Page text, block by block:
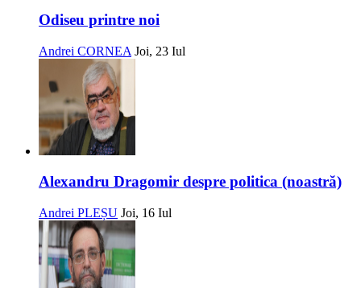
Odiseu printre noi
Andrei CORNEA Joi, 23 Iul
Alexandru Dragomir despre politica (noastră)
Andrei PLEȘU Joi, 16 Iul